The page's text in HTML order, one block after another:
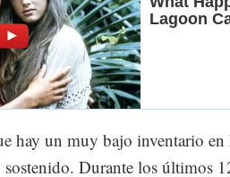
hay un muy bajo inventario
sostenido. Durante los últimos